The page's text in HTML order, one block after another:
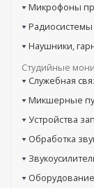
Микрофоны
Радиосистемы
Наушники,
Студийные
Служебная
Микшерные
Устройства
Обработка